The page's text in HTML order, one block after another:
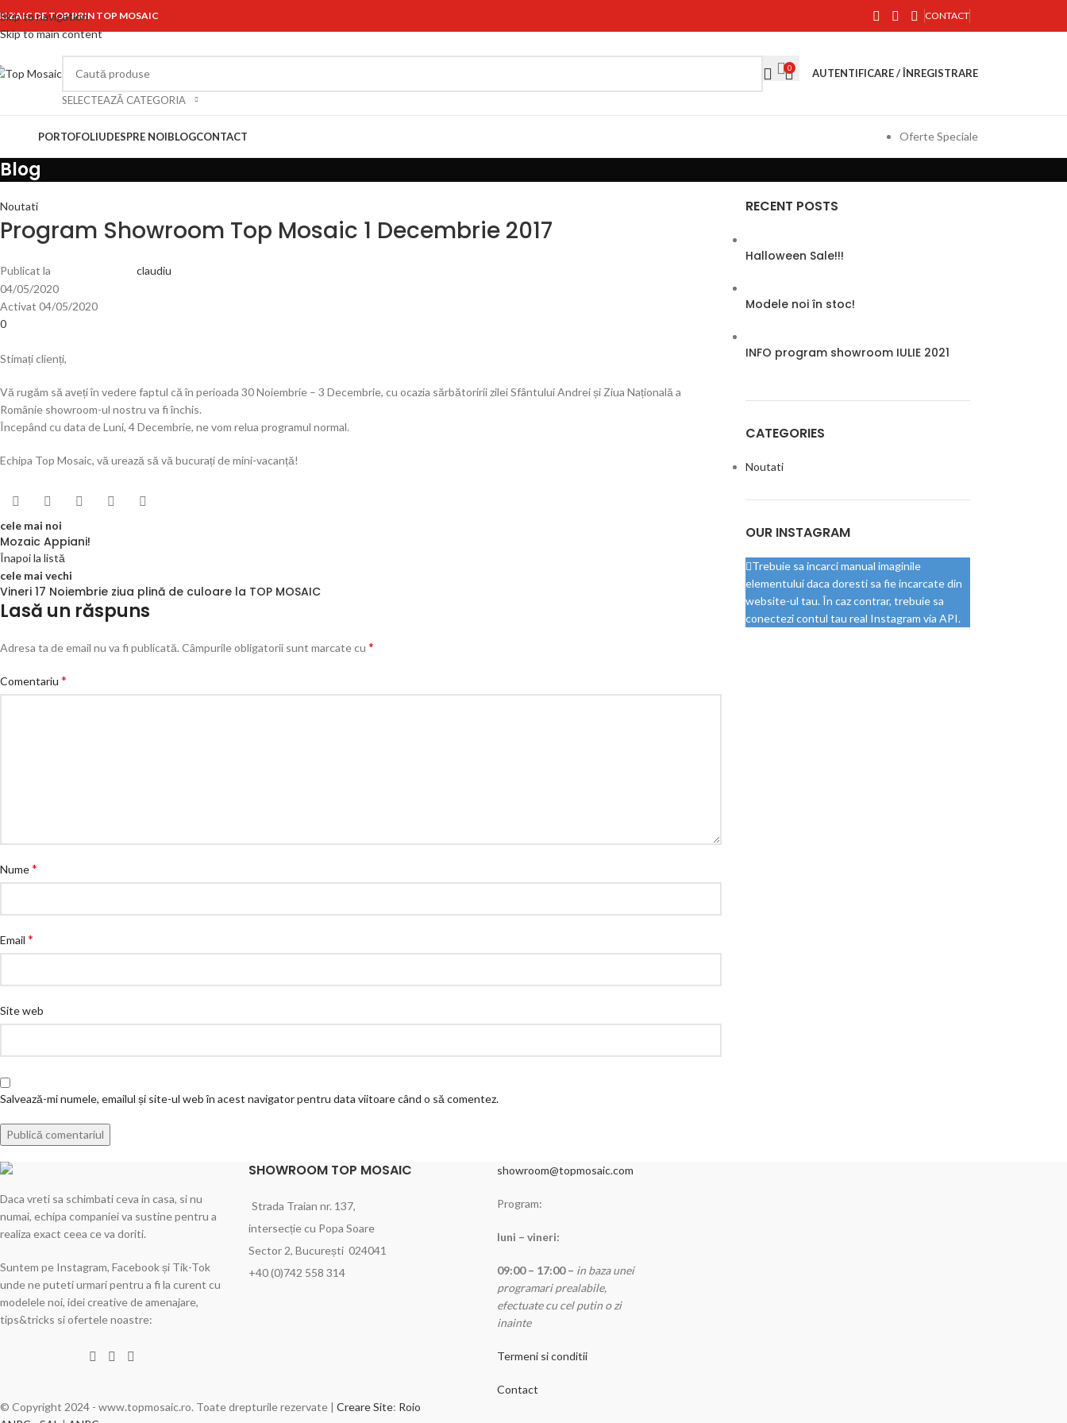
Skip to navigation
Skip to main content
DE TOP PRIN TOP MOSAIC CONTACT
SELECTEAZĂ CATEGORIA
0 AUTENTIFICARE / ÎNREGISTRARE
PORTOFOLIUDESPRE NOIBLOGCONTACT Oferte Speciale
Blog
Noutati
Program Showroom Top Mosaic 1 Decembrie 2017
Publicat la
claudiu
04/05/2020
Activat 04/05/2020
0
Stimați clienți,
Vă rugăm să aveți în vedere faptul că în perioada 30 Noiembrie – 3 Decembrie, cu ocazia sărbătoririi zilei Sfântului Andrei și Ziua Națională a
Românie showroom-ul nostru va fi închis.
Începând cu data de Luni, 4 Decembrie, ne vom relua programul normal.
Echipa Top Mosaic, vă urează să vă bucurați de mini-vacanță!
cele mai noi
Mozaic Appiani!
Înapoi la listă
cele mai vechi
Vineri 17 Noiembrie ziua plină de culoare la TOP MOSAIC
Lasă un răspuns
Adresa ta de email nu va fi publicată.Câmpurile obligatorii sunt marcate cu *
Comentariu *
Nume*
Email *
Site web
Salvează-mi numele, emailul și site-ul web în acest navigator pentru data viitoare când o să comentez.
RECENT POSTS
Halloween Sale!!!
Modele noi în stoc!
INFO program showroom IULIE 2021
CATEGORIES
Noutati
OUR INSTAGRAM
Trebuie sa incarci manual imaginile
elementului daca doresti sa fie incarcate din
website-ul tau. În caz contrar, trebuie sa
conectezi contul tau real Instagram via API.
Daca vreti sa schimbati ceva in casa, si nu
numai, echipa companiei va sustine pentru a
realiza exact ceea ce va doriti.
Suntem pe Instagram, Facebook și Tik-Tok
unde ne puteti urmari pentru a fi la curent cu
modelele noi, idei creative de amenajare,
tips&tricks si ofertele noastre:
SHOWROOM TOP MOSAIC
Strada Traian nr. 137,
intersecție cu Popa Soare
Sector 2, București 024041
+40 (0)742 558 314
showroom@topmosaic.com
Program:
luni – vineri:
09:00 – 17:00 – in baza unei
programari prealabile,
efectuate cu cel putin o zi
inainte
Termeni si conditii
Contact
© Copyright 2024 - www.topmosaic.ro. Toate drepturile rezervate | Creare Site: Roio